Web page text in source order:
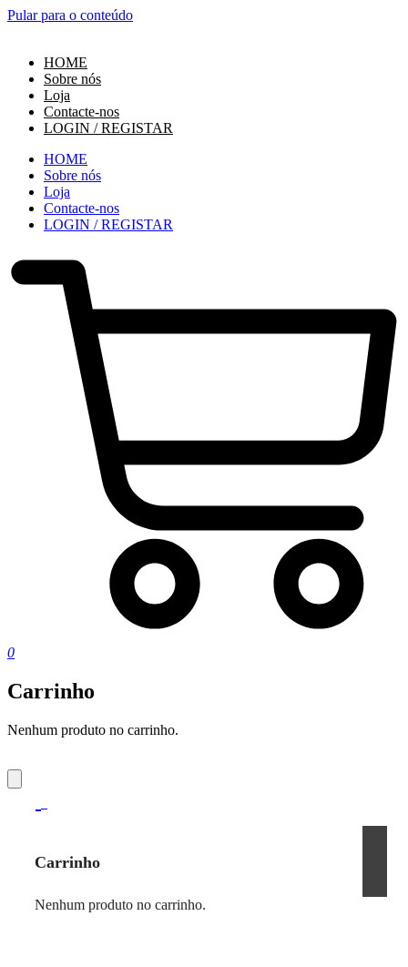
Pular para o conteúdo
HOME
Sobre nós
Loja
Contacte-nos
LOGIN / REGISTAR
HOME
Sobre nós
Loja
Contacte-nos
LOGIN / REGISTAR
0
Carrinho
Nenhum produto no carrinho.
Carrinho
Nenhum produto no carrinho.